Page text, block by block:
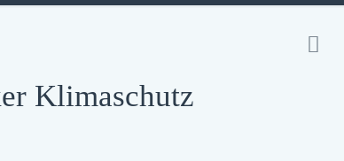
Klimaschutz